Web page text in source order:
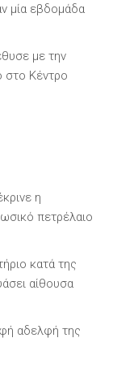
μία εβδομάδα
με την
στο Κέντρο
η
πετρέλαιο
κατά της
αίθουσα
αδελφή της